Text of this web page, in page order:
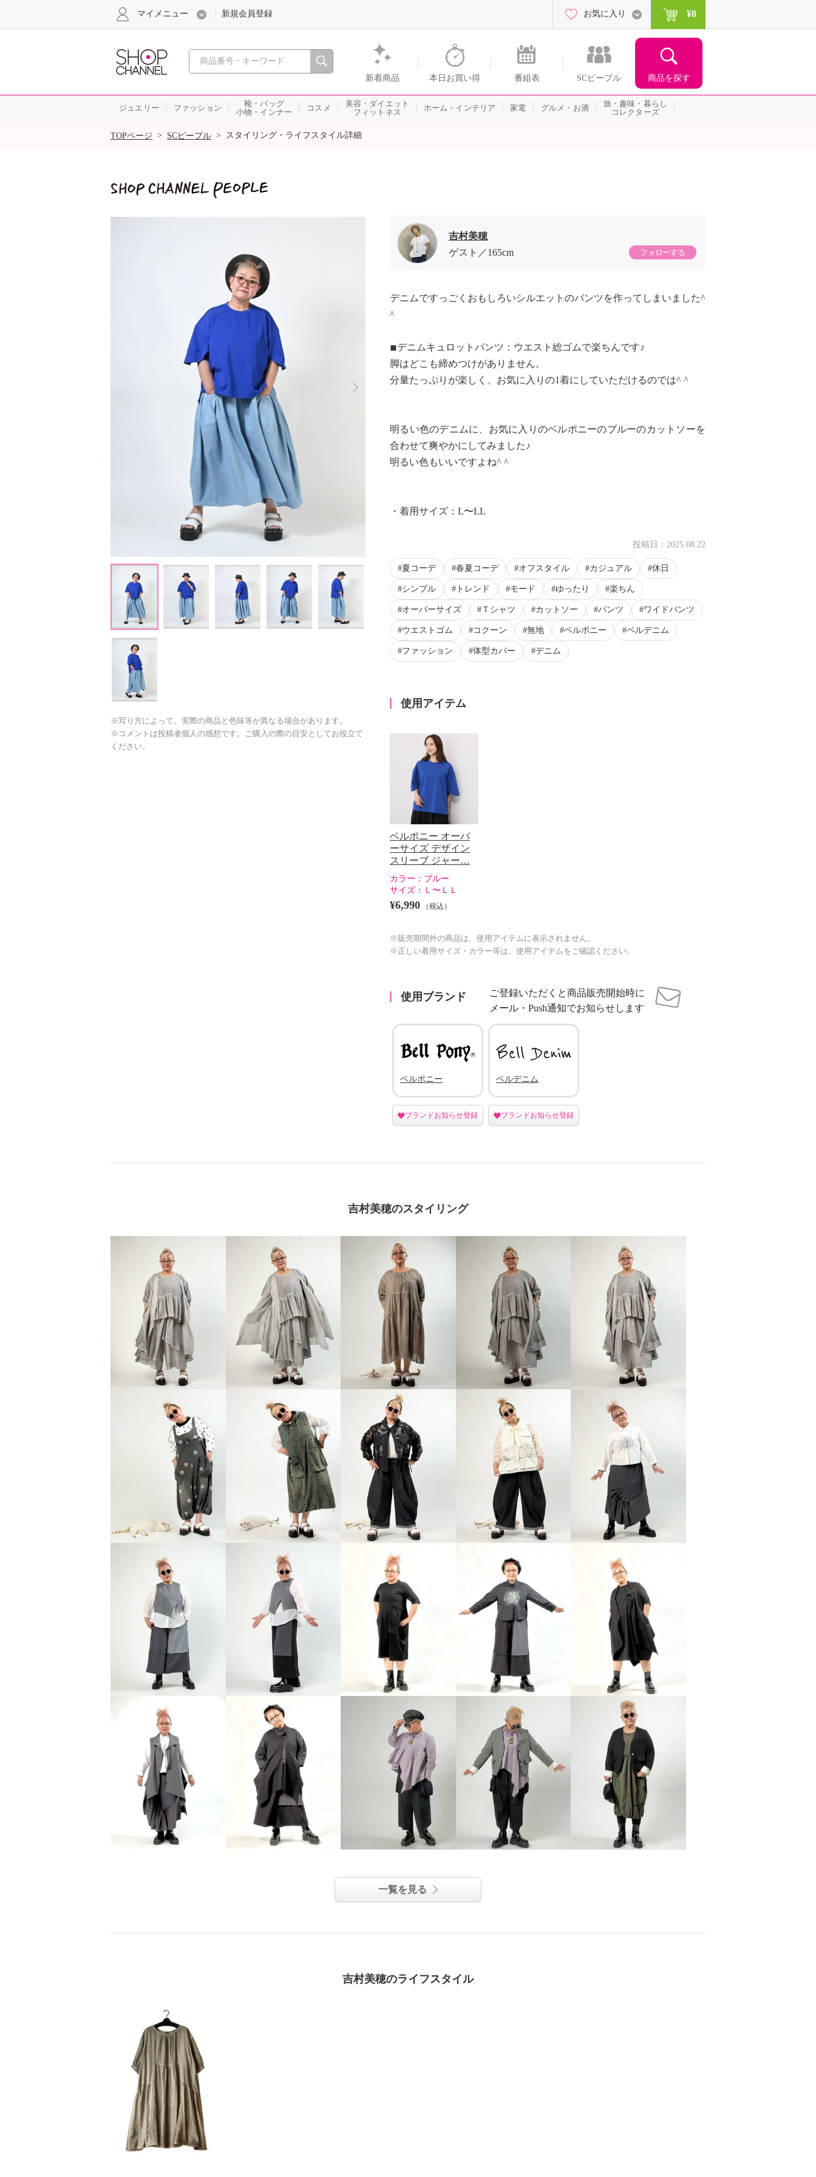
心おどる、瞬間を。通販・テレビショッピングのショップチャンネル
新着商品 本日お買い得 番組表 SCピープル 商品を探す
マイメニュー 新規会員登録 お気に入り ¥0
ジュエリー ファッション
靴・バッグ
小物・インナー
コスメ
美容・ダイエット
フィットネス
ホーム・インテリア 家電 グルメ・お酒
旅・趣味・暮らし
コレクターズ
SALE
TOPページ > SCピープル > スタイリング・ライフスタイル詳細
※写り方によって、実際の商品と色味等が異なる場合があります。
※コメントは投稿者個人の感想です。ご購入の際の目安としてお役立て
ください。
吉村美穂
ゲスト
165cm フォローする
デニムですっごくおもしろいシルエットのパンツを作ってしまいました^
^
◾︎デニムキュロットパンツ：ウエスト総ゴムで楽ちんです♪
脚はどこも締めつけがありません。
分量たっぷりが楽しく、お気に入りの1着にしていただけるのでは^ ^
明るい色のデニムに、お気に入りのベルポニーのブルーのカットソーを
合わせて爽やかにしてみました♪
明るい色もいいですよね^ ^
・着用サイズ：L〜LL
投稿日： 2025.08.22
夏コーデ 春夏コーデ オフスタイル カジュアル 休日
シンプル トレンド モード ゆったり 楽ちん
オーバーサイズ Ｔシャツ カットソー パンツ ワイドパンツ
ウエストゴム コクーン 無地 ベルポニー ベルデニム
ファッション 体型カバー デニム
使用アイテム
ベルポニー オーバ
ーサイズ デザイン
スリーブ ジャー…
カラー： ブルー
サイズ：
Ｌ〜ＬＬ
¥6,990 （税込）
※販売期間外の商品は、使用アイテムに表示されません。
※正しい着用サイズ・カラー等は、使用アイテムをご確認ください。
使用ブランド
ご登録いただくと商品販売開始時に
メール・Push通知でお知らせします
ベルポニー
ブランドお知らせ登録
ベルデニム
ブランドお知らせ登録
吉村美穂のスタイリング
一覧を見る
吉村美穂のライフスタイル